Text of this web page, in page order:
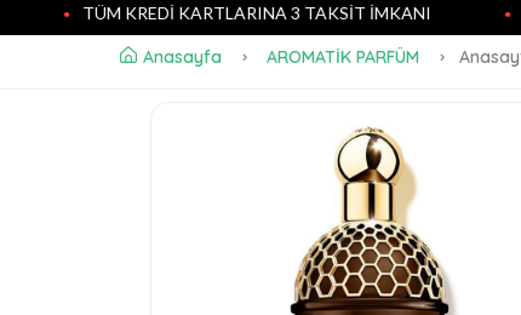
TÜM KREDİ KARTLARINA 3 TAKSİT İMKANI TÜM
Anasayfa AROMATİK PARFÜM